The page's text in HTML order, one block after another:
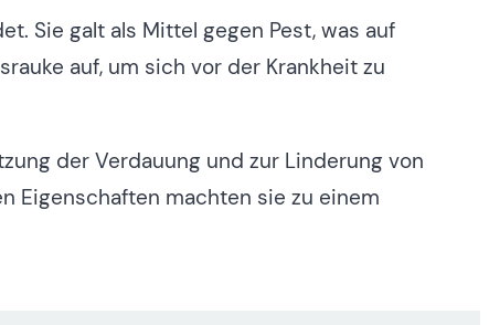
Sie galt als Mittel gegen Pest, was auf
auf, um sich vor der Krankheit zu
der Verdauung und zur Linderung von
Eigenschaften machten sie zu einem